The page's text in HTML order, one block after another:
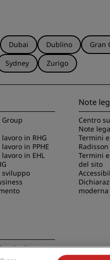
Dubai Dublino Gran
Sydney Zurigo
Group
in RHG
in PPHE
in EHL
Note
Centro
Note
Termini
Termini
del sito
moderna
le nostre